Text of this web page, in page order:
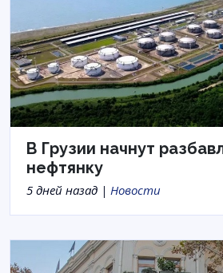
В Грузии начнут
нефтянку
5 дней назад | Новости